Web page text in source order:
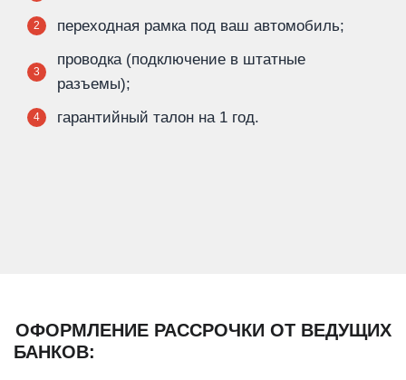
2 переходная рамка под ваш автомобиль;
3
проводка (подключение в штатные
разъемы);
4 гарантийный талон на 1 год.
ОФОРМЛЕНИЕ РАССРОЧКИ ОТ ВЕДУЩИХ
БАНКОВ: